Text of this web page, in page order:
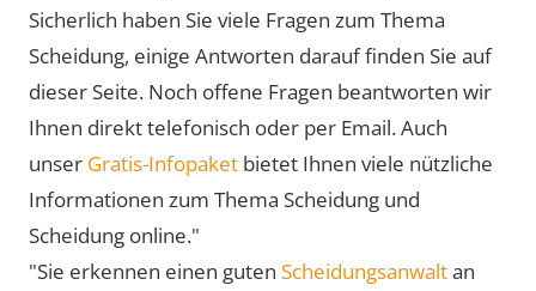
Sicherlich haben Sie viele Fragen zum Thema
Scheidung, einige Antworten darauf finden Sie auf
dieser Seite. Noch offene Fragen beantworten wir
Ihnen direkt telefonisch oder per Email. Auch
unser Gratis-Infopaket bietet Ihnen viele nützliche
Informationen zum Thema Scheidung und
Scheidung online."
"Sie erkennen einen guten Scheidungsanwaltan